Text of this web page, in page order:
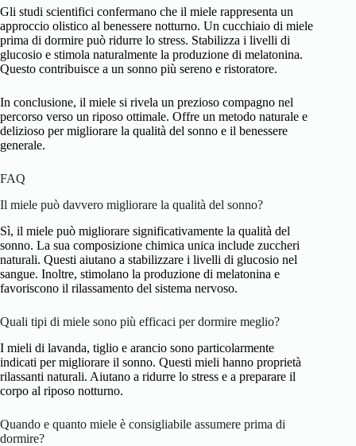
Gli studi scientifici confermano che il miele rappresenta un
approccio olistico al benessere notturno. Un cucchiaio di miele
prima di dormire può ridurre lo stress. Stabilizza i livelli di
glucosio e stimola naturalmente la produzione di melatonina.
Questo contribuisce a un sonno più sereno e ristoratore.
In conclusione, il miele si rivela un prezioso compagno nel
percorso verso un riposo ottimale. Offre un metodo naturale e
delizioso per migliorare la qualità del sonno e il benessere
generale.
FAQ
Il miele può davvero migliorare la qualità del sonno?
Sì, il miele può migliorare significativamente la qualità del
sonno. La sua composizione chimica unica include zuccheri
naturali. Questi aiutano a stabilizzare i livelli di glucosio nel
sangue. Inoltre, stimolano la produzione di melatonina e
favoriscono il rilassamento del sistema nervoso.
Quali tipi di miele sono più efficaci per dormire meglio?
I mieli di lavanda, tiglio e arancio sono particolarmente
indicati per migliorare il sonno. Questi mieli hanno proprietà
rilassanti naturali. Aiutano a ridurre lo stress e a preparare il
corpo al riposo notturno.
Quando e quanto miele è consigliabile assumere prima di
dormire?